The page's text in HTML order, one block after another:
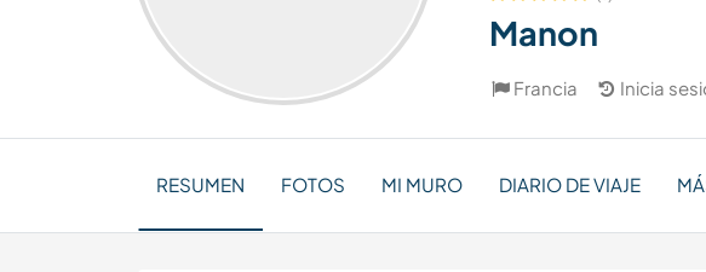
Manon
Francia Inicia
RESUMEN FOTOS MI MURO DIARIO DE VIAJE